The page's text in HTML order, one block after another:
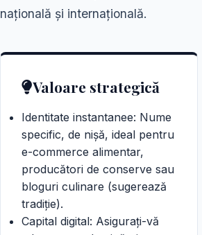
națională și internațională.
Valoare strategică
Identitate instantanee: Nume
specific, de nișă, ideal pentru
e-commerce alimentar,
producători de conserve sau
bloguri culinare (sugerează
tradiție).
Capital digital: Asigurați-vă